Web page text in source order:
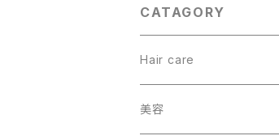
CATAGORY
Hair care
ヘアカラー
美容